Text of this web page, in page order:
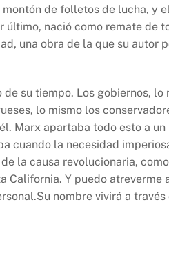
de folletos de lucha, y
último, nació como remate de
una obra de la que su autor
su tiempo. Los gobiernos, lo
lo mismo los
Marx apartaba todo esto a un
cuando la necesidad
la causa revolucionaria,
California. Y puedo atreverme
nombre vivirá a